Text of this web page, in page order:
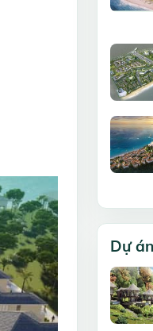
Dự